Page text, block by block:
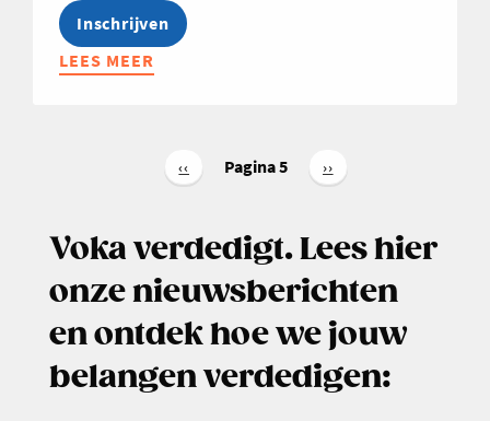
Inschrijven
LEES MEER
ABOUT
NAJAAR
Vorige
pagina
‹‹ Pagina 5
Volgende
pagina
››
Voka verdedigt. Lees hier
onze nieuwsberichten
en ontdek hoe we jouw
belangen verdedigen: